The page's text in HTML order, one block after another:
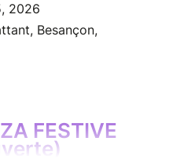
2026
Besançon,
FESTIVE